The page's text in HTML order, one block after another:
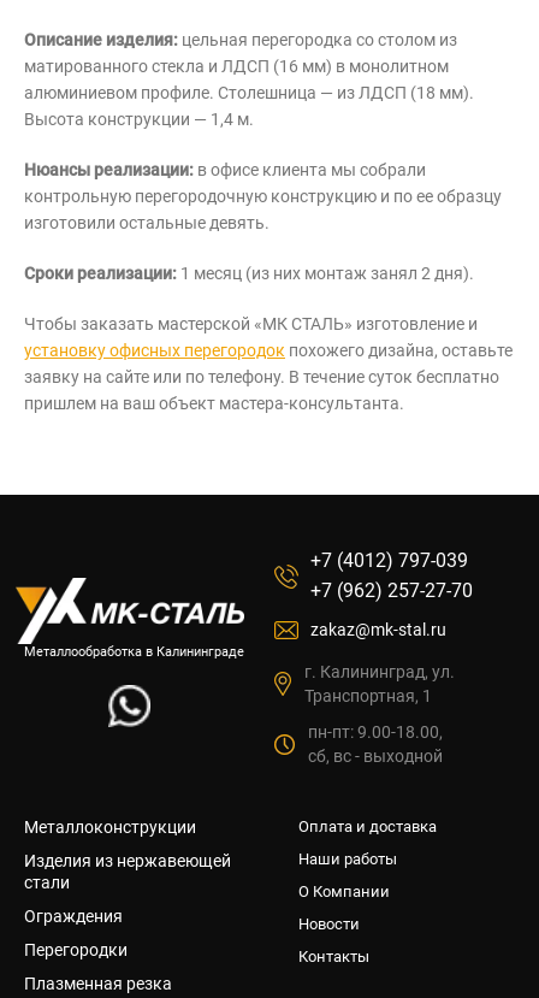
Описание изделия: цельная перегородка со столом из
матированного стекла и ЛДСП (16 мм) в монолитном
алюминиевом профиле. Столешница — из ЛДСП (18 мм).
Высота конструкции — 1,4 м.
Нюансы реализации: в офисе клиента мы собрали
контрольную перегородочную конструкцию и по ее образцу
изготовили остальные девять.
Сроки реализации: 1 месяц (из них монтаж занял 2 дня).
Чтобы заказать мастерской «МК СТАЛЬ» изготовление и
установку офисных перегородок похожего дизайна, оставьте
заявку на сайте или по телефону. В течение суток бесплатно
пришлем на ваш объект мастера-консультанта.
Металлообработка в Калининграде
Металлоконструкции
Изделия из нержавеющей
стали
Ограждения
Перегородки
Плазменная резка
Оплата и доставка
Наши работы
О Компании
Новости
Контакты
+7 (4012) 797-039
+7 (962) 257-27-70
zakaz@mk-stal.ru
г. Калининград, ул.
Транспортная, 1
пн-пт: 9.00-18.00,
сб, вс - выходной